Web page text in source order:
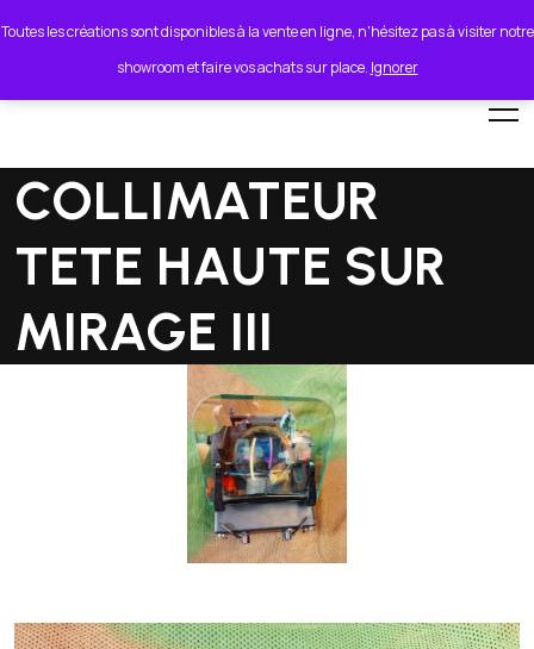
Toutes les créations sont disponibles à la vente en ligne, n'hésitez pas à visiter notre
showroom et faire vos achats sur place. Ignorer
lionel.cordeiro55@orange.fr
COLLIMATEUR
TETE HAUTE SUR
MIRAGE III